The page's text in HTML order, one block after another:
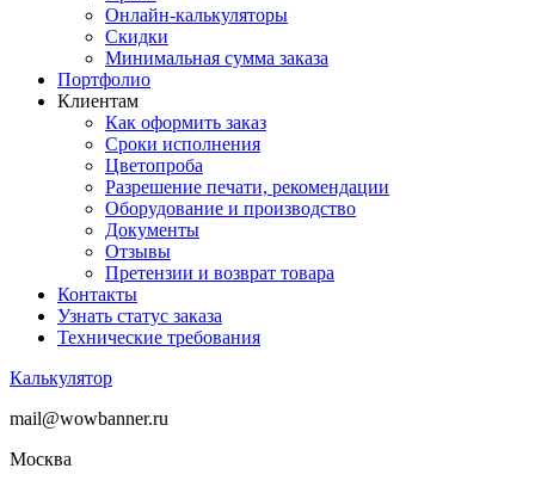
Онлайн-калькуляторы
Скидки
Минимальная сумма заказа
Портфолио
Клиентам
Как оформить заказ
Сроки исполнения
Цветопроба
Разрешение печати, рекомендации
Оборудование и производство
Документы
Отзывы
Претензии и возврат товара
Контакты
Узнать статус заказа
Технические требования
Калькулятор
mail@wowbanner.ru
Москва